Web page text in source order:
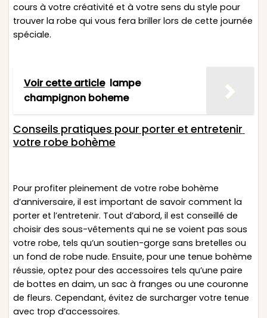
cours à votre créativité et à votre sens du style pour
trouver la robe qui vous fera briller lors de cette journée
spéciale.
Voir cette article lampe
champignon boheme
Conseils pratiques pour porter et entretenir
votre robe bohème
Pour profiter pleinement de votre robe bohème
d’anniversaire, il est important de savoir comment la
porter et l’entretenir. Tout d’abord, il est conseillé de
choisir des sous-vêtements qui ne se voient pas sous
votre robe, tels qu’un soutien-gorge sans bretelles ou
un fond de robe nude. Ensuite, pour une tenue bohème
réussie, optez pour des accessoires tels qu’une paire
de bottes en daim, un sac à franges ou une couronne
de fleurs. Cependant, évitez de surcharger votre tenue
avec trop d’accessoires.